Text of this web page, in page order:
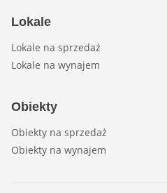
Lokale
Lokale na sprzedaż
Lokale na wynajem
Obiekty
Obiekty na sprzedaż
Obiekty na wynajem